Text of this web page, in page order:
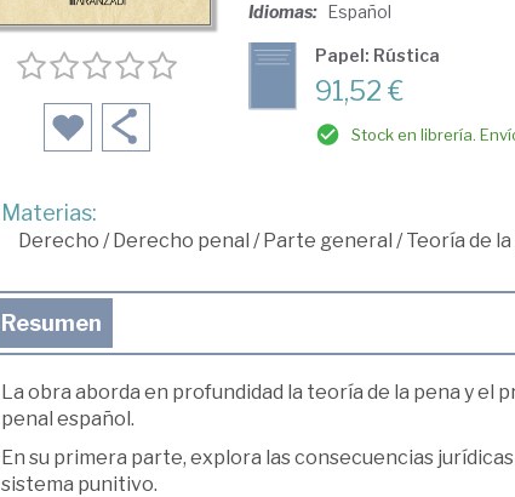
Idiomas: Español
Papel: Rústica
91,52 €
Stock en librería.
Materias:
Derecho /Derecho penal /Parte general /Teoría de
Resumen
La obra aborda en profundidad la teoría de la pena y el
penal español.
En su primera parte, explora las consecuencias
sistema punitivo.